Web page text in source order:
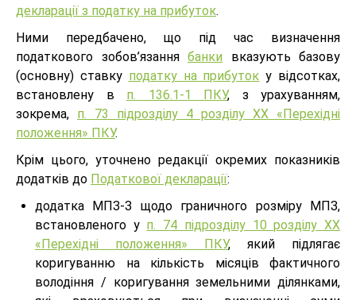
декларації з податку на прибуток.
Ними передбачено, що під час визначення
податкового зобов’язання банки вказують базову
(основну) ставку податку на прибуток у відсотках,
встановлену в п. 136.1-1 ПКУ, з урахуванням,
зокрема, п. 73 підрозділу 4 розділу ХХ «Перехідні
положення» ПКУ.
Крім цього, уточнено редакції окремих показників
додатків до Податкової декларації:
додатка МПЗ-З щодо граничного розміру МПЗ,
встановленого у п. 74 підрозділу 10 розділу ХХ
«Перехідні положення» ПКУ, який підлягає
коригуванню на кількість місяців фактичного
володіння / коригування земельними ділянками,